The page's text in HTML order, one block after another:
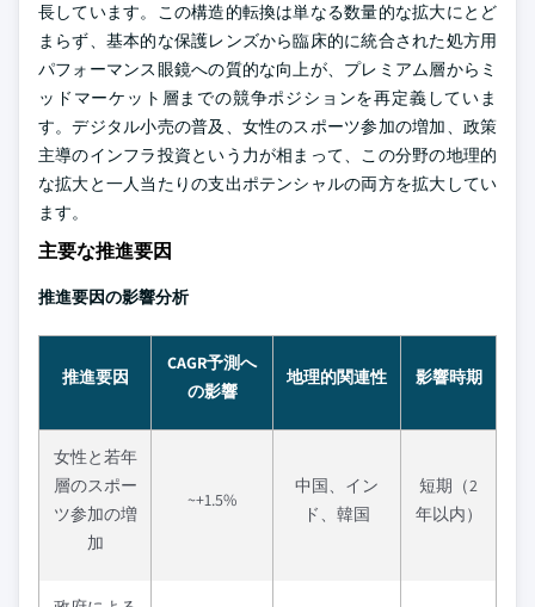
長しています。この構造的転換は単なる数量的な拡大にとど
まらず、基本的な保護レンズから臨床的に統合された処方用
パフォーマンス眼鏡への質的な向上が、プレミアム層からミ
ッドマーケット層までの競争ポジションを再定義していま
す。デジタル小売の普及、女性のスポーツ参加の増加、政策
主導のインフラ投資という力が相まって、この分野の地理的
な拡大と一人当たりの支出ポテンシャルの両方を拡大してい
ます。
主要な推進要因
推進要因の影響分析
推進要因
CAGR予測へ
の影響
地理的関連性 影響時期
女性と若年
層のスポー
ツ参加の増
加
~+1.5%
中国、イン
ド、韓国
短期（2
年以内）